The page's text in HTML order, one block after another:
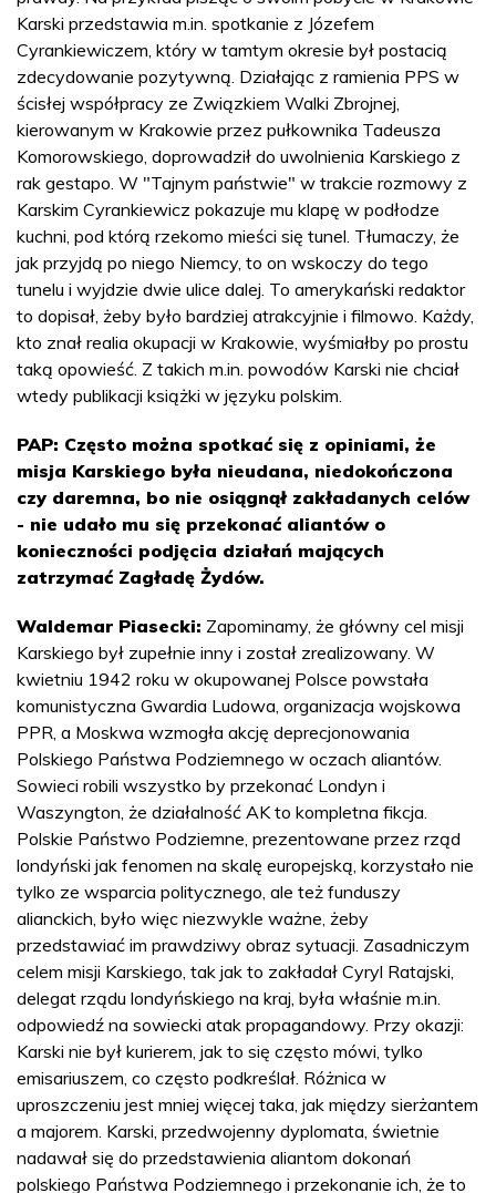
Karski przedstawia m.in. spotkanie z Józefem
Cyrankiewiczem, który w tamtym okresie był postacią
zdecydowanie pozytywną. Działając z ramienia PPS w
ścisłej współpracy ze Związkiem Walki Zbrojnej,
kierowanym w Krakowie przez pułkownika Tadeusza
Komorowskiego, doprowadził do uwolnienia Karskiego z
rak gestapo. W "Tajnym państwie" w trakcie rozmowy z
Karskim Cyrankiewicz pokazuje mu klapę w podłodze
kuchni, pod którą rzekomo mieści się tunel. Tłumaczy, że
jak przyjdą po niego Niemcy, to on wskoczy do tego
tunelu i wyjdzie dwie ulice dalej. To amerykański redaktor
to dopisał, żeby było bardziej atrakcyjnie i filmowo. Każdy,
kto znał realia okupacji w Krakowie, wyśmiałby po prostu
taką opowieść. Z takich m.in. powodów Karski nie chciał
wtedy publikacji książki w języku polskim.
PAP: Często można spotkać się z opiniami, że
misja Karskiego była nieudana, niedokończona
czy daremna, bo nie osiągnął zakładanych celów
- nie udało mu się przekonać aliantów o
konieczności podjęcia działań mających
zatrzymać Zagładę Żydów.
Waldemar Piasecki: Zapominamy, że główny cel misji
Karskiego był zupełnie inny i został zrealizowany. W
kwietniu 1942 roku w okupowanej Polsce powstała
komunistyczna Gwardia Ludowa, organizacja wojskowa
PPR, a Moskwa wzmogła akcję deprecjonowania
Polskiego Państwa Podziemnego w oczach aliantów.
Sowieci robili wszystko by przekonać Londyn i
Waszyngton, że działalność AK to kompletna fikcja.
Polskie Państwo Podziemne, prezentowane przez rząd
londyński jak fenomen na skalę europejską, korzystało nie
tylko ze wsparcia politycznego, ale też funduszy
alianckich, było więc niezwykle ważne, żeby
przedstawiać im prawdziwy obraz sytuacji. Zasadniczym
celem misji Karskiego, tak jak to zakładał Cyryl Ratajski,
delegat rządu londyńskiego na kraj, była właśnie m.in.
odpowiedź na sowiecki atak propagandowy. Przy okazji:
Karski nie był kurierem, jak to się często mówi, tylko
emisariuszem, co często podkreślał. Różnica w
uproszczeniu jest mniej więcej taka, jak między sierżantem
a majorem. Karski, przedwojenny dyplomata, świetnie
nadawał się do przedstawienia aliantom dokonań
polskiego Państwa Podziemnego i przekonanie ich, że to